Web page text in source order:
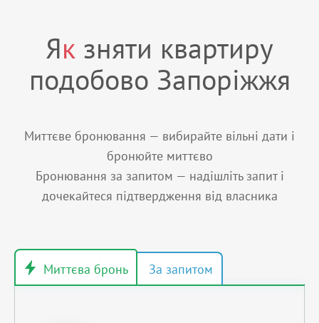
Як зняти квартиру
подобово Запоріжжя
Миттєве бронювання — вибирайте вільні дати і
бронюйте миттєво
Бронювання за запитом — надішліть запит і
дочекайтеся підтвердження від власника